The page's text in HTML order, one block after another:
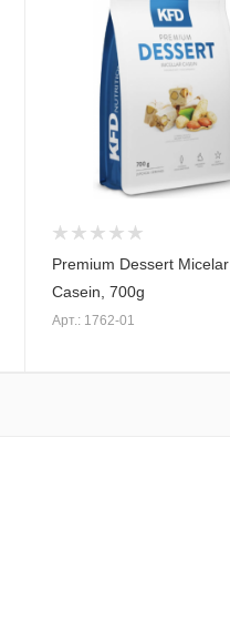
Premium Dessert Micelar
Casein, 700g
Арт.: 1762-01